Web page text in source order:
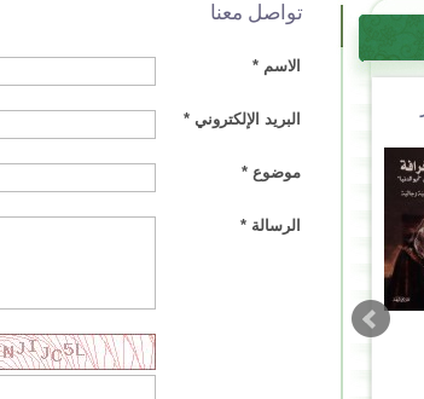
تواصل معنا
الاسم *
البريد الإلكتروني *
موضوع *
الرسالة *